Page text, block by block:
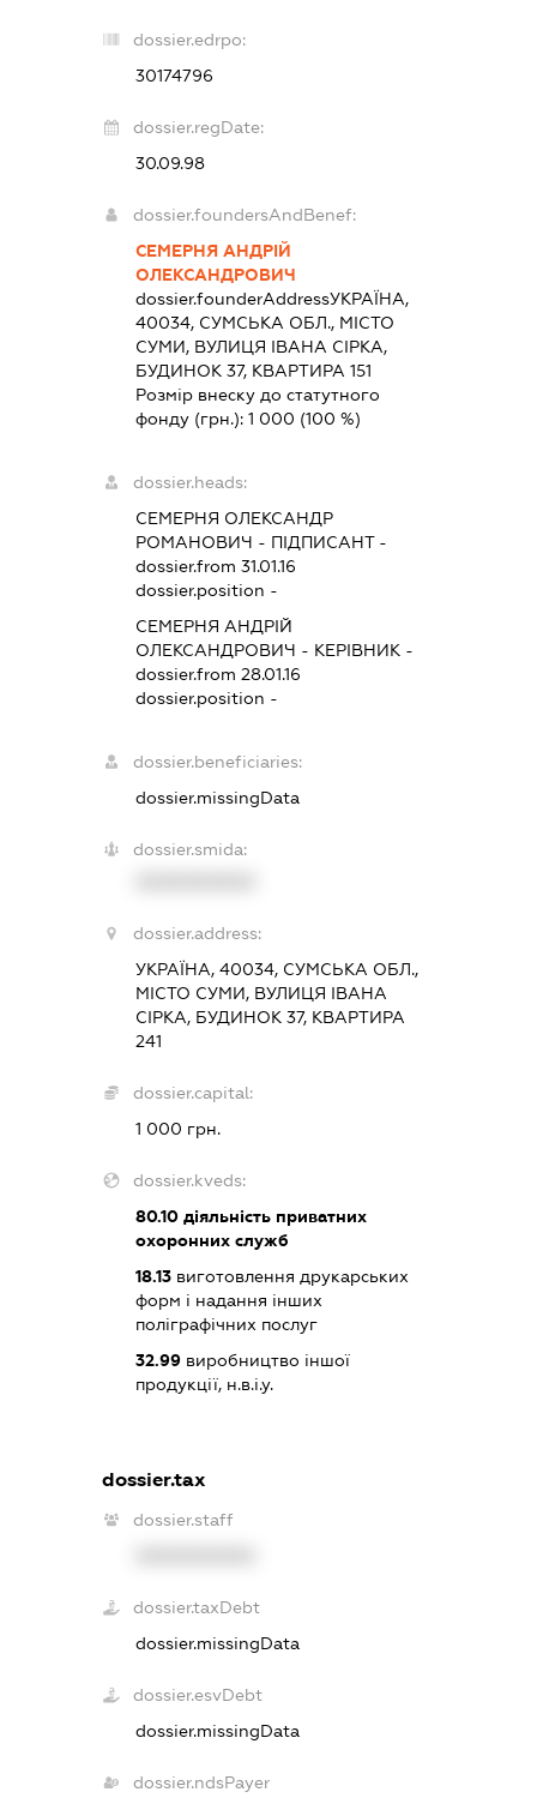
dossier.edrpo:
30174796
dossier.regDate:
30.09.98
dossier.foundersAndBenef:
СЕМЕРНЯ АНДРІЙ
ОЛЕКСАНДРОВИЧ
dossier.founderAddressУКРАЇНА,
40034, СУМСЬКА ОБЛ., МІСТО
СУМИ, ВУЛИЦЯ ІВАНА СІРКА,
БУДИНОК 37, КВАРТИРА 151
Розмір внеску до статутного
фонду (грн.):1 000 (100 %)
dossier.heads:
СЕМЕРНЯ ОЛЕКСАНДР
РОМАНОВИЧ - ПІДПИСАНТ-
dossier.from 31.01.16
dossier.position -
СЕМЕРНЯ АНДРІЙ
ОЛЕКСАНДРОВИЧ - КЕРІВНИК -
dossier.from 28.01.16
dossier.position -
dossier.beneficiaries:
dossier.missingData
dossier.smida:
dossier.address:
УКРАЇНА, 40034, СУМСЬКА ОБЛ.,
МІСТО СУМИ, ВУЛИЦЯ ІВАНА
СІРКА, БУДИНОК 37, КВАРТИРА
241
dossier.capital:
1 000 грн.
dossier.kveds:
80.10 діяльність приватних
охоронних служб
18.13 виготовлення друкарських
форм і надання інших
поліграфічних послуг
32.99 виробництво іншої
продукції, н.в.і.у.
dossier.tax
dossier.staff
dossier.taxDebt
dossier.missingData
dossier.esvDebt
dossier.missingData
dossier.ndsPayer